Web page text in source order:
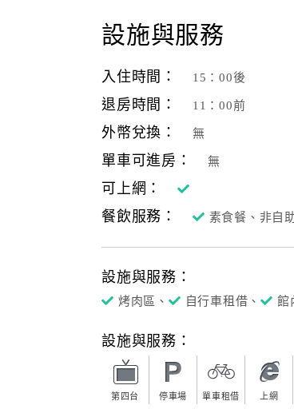
設施與服務
入住時間： 15：00後
退房時間： 11：00前
外幣兌換： 無
單車可進房： 無
可上網：
餐飲服務：
素食餐、非自
設施與服務：
烤肉區、 自行車租借、 館
設施與服務：
第四台 停車場 單車租借 上網